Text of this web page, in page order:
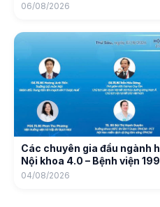
06/08/2026
Các chuyên gia đầu ngành
Nội khoa 4.0 – Bệnh viện 199
04/08/2026